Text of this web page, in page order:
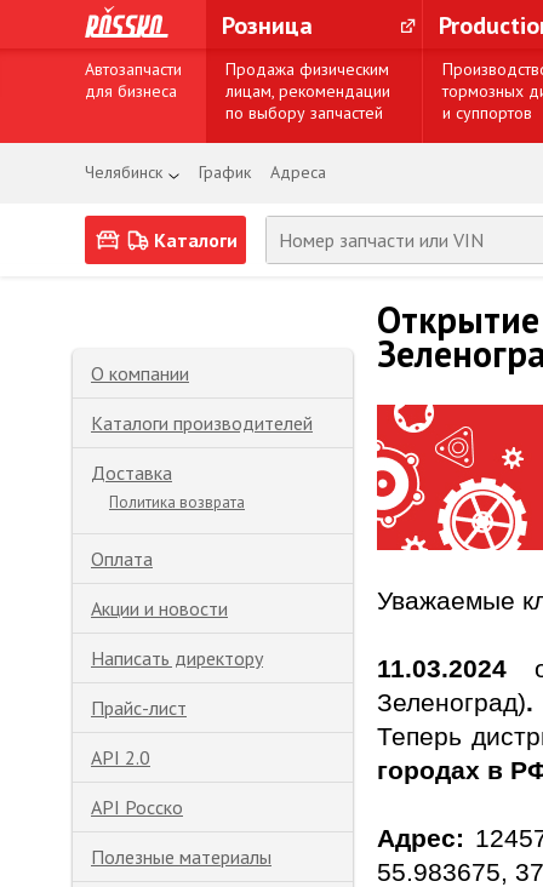
Розница
Автозапчасти
для бизнеса
Продажа физическим
лицам, рекомендации
по выбору запчастей
тормозных
и суппортов
Челябинск График Адреса
Каталоги
О компании
Каталоги производителей
Доставка
Политика возврата
Оплата
Акции и новости
Написать директору
Прайс-лист
API 2.0
API Росско
Полезные материалы
Уважаемые
11.03.2024
Зеленоград).
Теперь
городах в
Адрес:
55.983675,